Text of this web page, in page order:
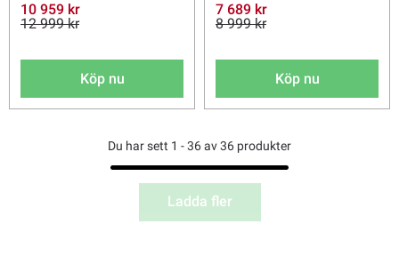
10 959 kr
12 999 kr
Köp nu
7 689 kr
8 999 kr
Köp nu
Du har sett 1 - 36 av 36 produkter
Ladda fler